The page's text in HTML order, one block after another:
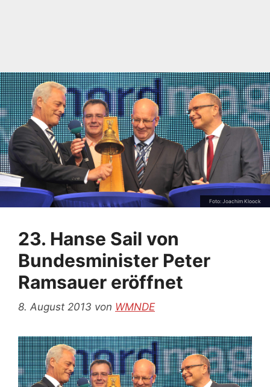
Foto: Joachim Kloock
23. Hanse Sail von
Bundesminister Peter
Ramsauer eröffnet
8. August 2013 von WMNDE